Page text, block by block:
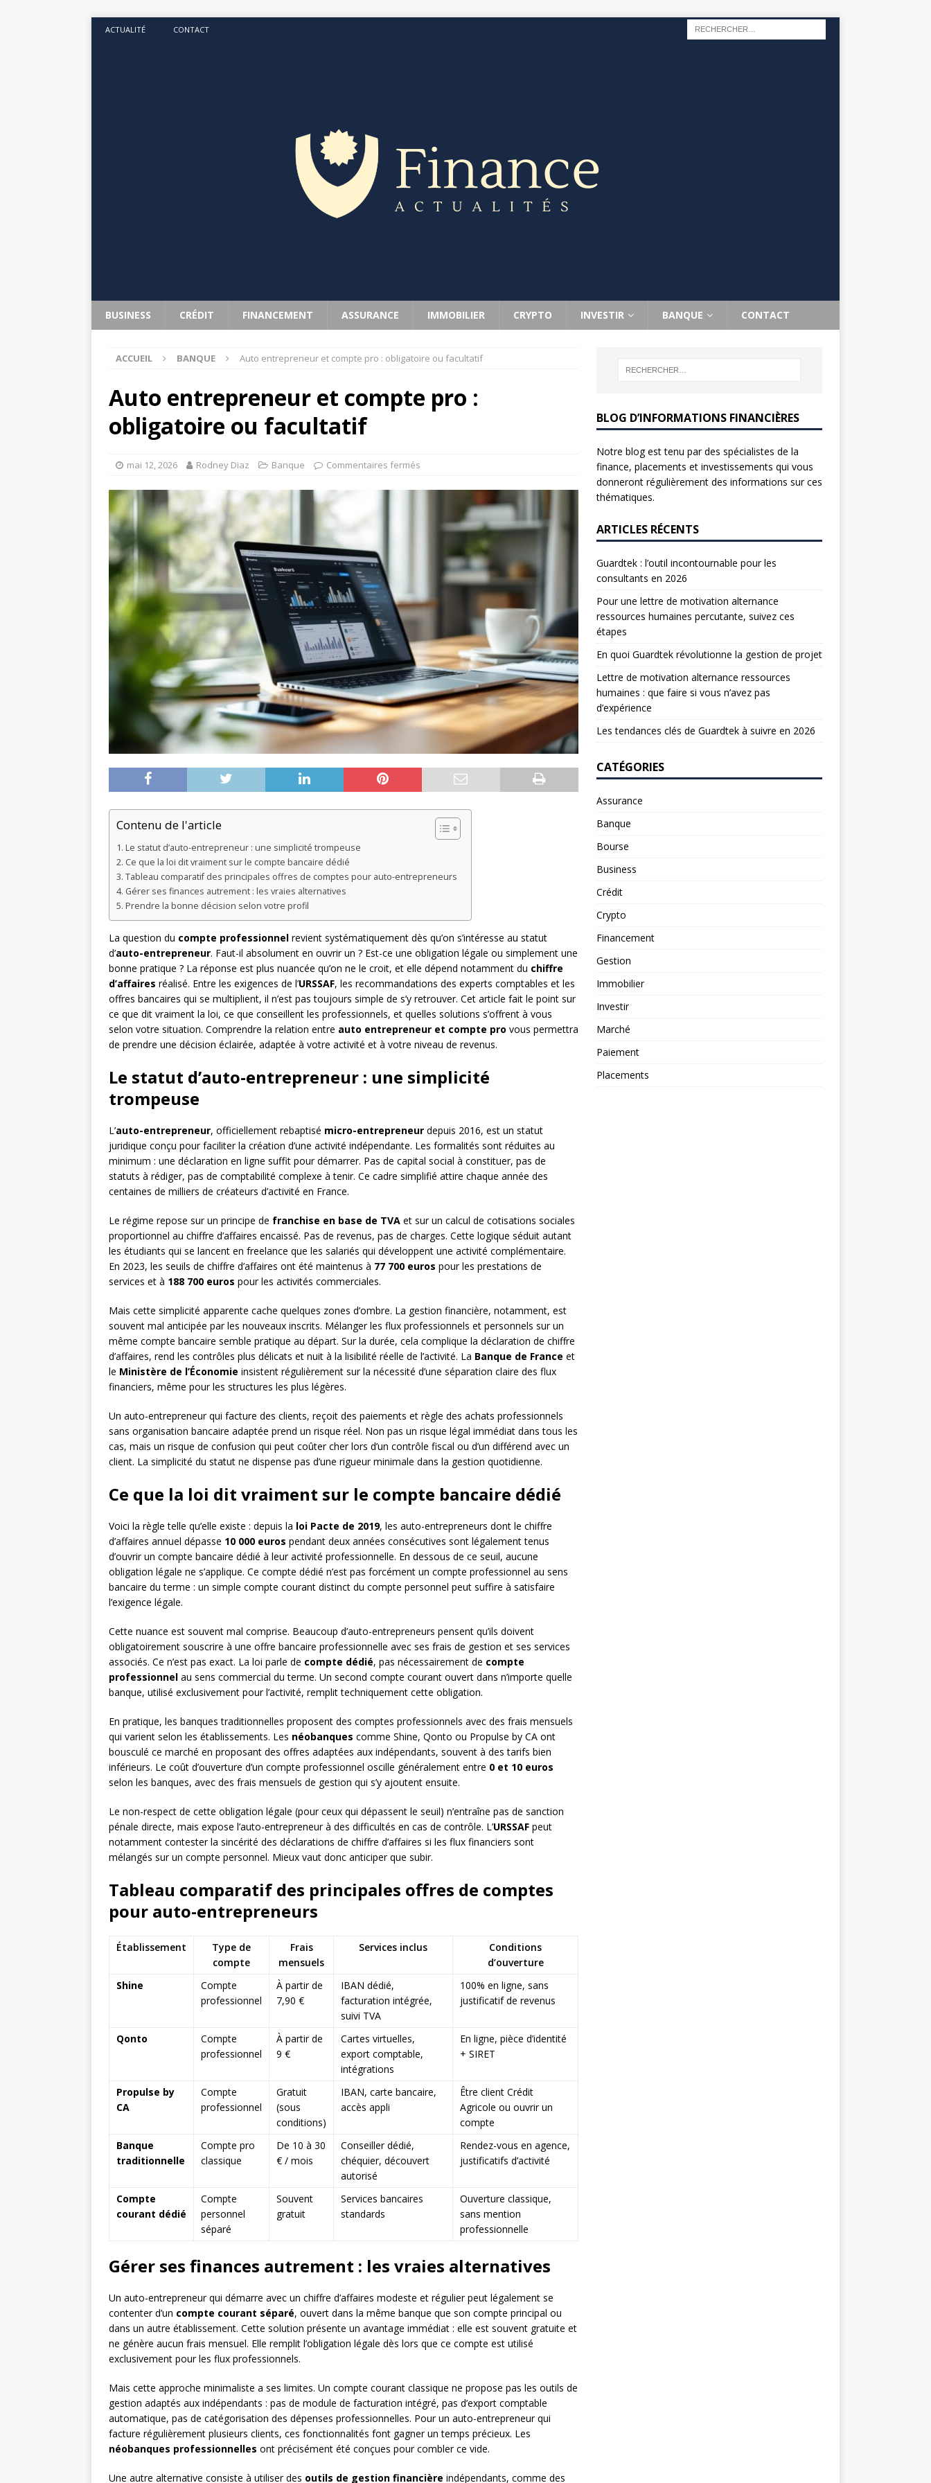
ACTUALITÉ CONTACT
BUSINESS CRÉDIT FINANCEMENT ASSURANCE IMMOBILIER CRYPTO INVESTIR BANQUE CONTACT
ACCUEIL BANQUE Auto entrepreneur et compte pro : obligatoire ou facultatif
Auto entrepreneur et compte pro :
obligatoire ou facultatif
mai 12, 2026 Rodney Diaz Banque Commentaires fermés
Contenu de l'article
Le statut d’auto-entrepreneur : une simplicité trompeuse
Ce que la loi dit vraiment sur le compte bancaire dédié
Tableau comparatif des principales offres de comptes pour auto-entrepreneurs
Gérer ses finances autrement : les vraies alternatives
Prendre la bonne décision selon votre profil
La question du compte professionnel revient systématiquement dès qu’on s’intéresse au statut
d’auto-entrepreneur. Faut-il absolument en ouvrir un ? Est-ce une obligation légale ou simplement une
bonne pratique ? La réponse est plus nuancée qu’on ne le croit, et elle dépend notamment du chiffre
d’affaires réalisé. Entre les exigences de l’URSSAF, les recommandations des experts comptables et les
offres bancaires qui se multiplient, il n’est pas toujours simple de s’y retrouver. Cet article fait le point sur
ce que dit vraiment la loi, ce que conseillent les professionnels, et quelles solutions s’offrent à vous
selon votre situation. Comprendre la relation entre auto entrepreneur et compte pro vous permettra
de prendre une décision éclairée, adaptée à votre activité et à votre niveau de revenus.
Le statut d’auto-entrepreneur : une simplicité
trompeuse
L’auto-entrepreneur, officiellement rebaptisé micro-entrepreneur depuis 2016, est un statut
juridique conçu pour faciliter la création d’une activité indépendante. Les formalités sont réduites au
minimum : une déclaration en ligne suffit pour démarrer. Pas de capital social à constituer, pas de
statuts à rédiger, pas de comptabilité complexe à tenir. Ce cadre simplifié attire chaque année des
centaines de milliers de créateurs d’activité en France.
Le régime repose sur un principe de franchise en base de TVA et sur un calcul de cotisations sociales
proportionnel au chiffre d’affaires encaissé. Pas de revenus, pas de charges. Cette logique séduit autant
les étudiants qui se lancent en freelance que les salariés qui développent une activité complémentaire.
En 2023, les seuils de chiffre d’affaires ont été maintenus à 77 700 euros pour les prestations de
services et à 188 700 euros pour les activités commerciales.
Mais cette simplicité apparente cache quelques zones d’ombre. La gestion financière, notamment, est
souvent mal anticipée par les nouveaux inscrits. Mélanger les flux professionnels et personnels sur un
même compte bancaire semble pratique au départ. Sur la durée, cela complique la déclaration de chiffre
d’affaires, rend les contrôles plus délicats et nuit à la lisibilité réelle de l’activité. La Banque de France et
le Ministère de l’Économie insistent régulièrement sur la nécessité d’une séparation claire des flux
financiers, même pour les structures les plus légères.
Un auto-entrepreneur qui facture des clients, reçoit des paiements et règle des achats professionnels
sans organisation bancaire adaptée prend un risque réel. Non pas un risque légal immédiat dans tous les
cas, mais un risque de confusion qui peut coûter cher lors d’un contrôle fiscal ou d’un différend avec un
client. La simplicité du statut ne dispense pas d’une rigueur minimale dans la gestion quotidienne.
Ce que la loi dit vraiment sur le compte bancaire dédié
Voici la règle telle qu’elle existe : depuis la loi Pacte de 2019, les auto-entrepreneurs dont le chiffre
d’affaires annuel dépasse 10 000 euros pendant deux années consécutives sont légalement tenus
d’ouvrir un compte bancaire dédié à leur activité professionnelle. En dessous de ce seuil, aucune
obligation légale ne s’applique. Ce compte dédié n’est pas forcément un compte professionnel au sens
bancaire du terme : un simple compte courant distinct du compte personnel peut suffire à satisfaire
l’exigence légale.
Cette nuance est souvent mal comprise. Beaucoup d’auto-entrepreneurs pensent qu’ils doivent
obligatoirement souscrire à une offre bancaire professionnelle avec ses frais de gestion et ses services
associés. Ce n’est pas exact. La loi parle de compte dédié, pas nécessairement de compte
professionnel au sens commercial du terme. Un second compte courant ouvert dans n’importe quelle
banque, utilisé exclusivement pour l’activité, remplit techniquement cette obligation.
En pratique, les banques traditionnelles proposent des comptes professionnels avec des frais mensuels
qui varient selon les établissements. Les néobanques comme Shine, Qonto ou Propulse by CA ont
bousculé ce marché en proposant des offres adaptées aux indépendants, souvent à des tarifs bien
inférieurs. Le coût d’ouverture d’un compte professionnel oscille généralement entre 0 et 10 euros
selon les banques, avec des frais mensuels de gestion qui s’y ajoutent ensuite.
Le non-respect de cette obligation légale (pour ceux qui dépassent le seuil) n’entraîne pas de sanction
pénale directe, mais expose l’auto-entrepreneur à des difficultés en cas de contrôle. L’URSSAF peut
notamment contester la sincérité des déclarations de chiffre d’affaires si les flux financiers sont
mélangés sur un compte personnel. Mieux vaut donc anticiper que subir.
Tableau comparatif des principales offres de comptes
pour auto-entrepreneurs
Établissement
Type de
compte
Frais
mensuels
Services inclus
Conditions
d’ouverture
Shine
Compte
professionnel
À partir de
7,90 €
IBAN dédié,
facturation intégrée,
suivi TVA
100% en ligne, sans
justificatif de revenus
Qonto
Compte
professionnel
À partir de
9 €
Cartes virtuelles,
export comptable,
intégrations
En ligne, pièce d’identité
+ SIRET
Propulse by
CA
Compte
professionnel
Gratuit
(sous
conditions)
IBAN, carte bancaire,
accès appli
Être client Crédit
Agricole ou ouvrir un
compte
Banque
traditionnelle
Compte pro
classique
De 10 à 30
€ / mois
Conseiller dédié,
chéquier, découvert
autorisé
Rendez-vous en agence,
justificatifs d’activité
Compte
courant dédié
Compte
personnel
séparé
Souvent
gratuit
Services bancaires
standards
Ouverture classique,
sans mention
professionnelle
Gérer ses finances autrement : les vraies alternatives
Un auto-entrepreneur qui démarre avec un chiffre d’affaires modeste et régulier peut légalement se
contenter d’un compte courant séparé, ouvert dans la même banque que son compte principal ou
dans un autre établissement. Cette solution présente un avantage immédiat : elle est souvent gratuite et
ne génère aucun frais mensuel. Elle remplit l’obligation légale dès lors que ce compte est utilisé
exclusivement pour les flux professionnels.
Mais cette approche minimaliste a ses limites. Un compte courant classique ne propose pas les outils de
gestion adaptés aux indépendants : pas de module de facturation intégré, pas d’export comptable
automatique, pas de catégorisation des dépenses professionnelles. Pour un auto-entrepreneur qui
facture régulièrement plusieurs clients, ces fonctionnalités font gagner un temps précieux. Les
néobanques professionnelles ont précisément été conçues pour combler ce vide.
Une autre alternative consiste à utiliser des outils de gestion financière indépendants, comme des
BLOG D’INFORMATIONS FINANCIÈRES
Notre blog est tenu par des spécialistes de la
finance, placements et investissements qui vous
donneront régulièrement des informations sur ces
thématiques.
ARTICLES RÉCENTS
Guardtek : l’outil incontournable pour les
consultants en 2026
Pour une lettre de motivation alternance
ressources humaines percutante, suivez ces
étapes
En quoi Guardtek révolutionne la gestion de projet
Lettre de motivation alternance ressources
humaines : que faire si vous n’avez pas
d’expérience
Les tendances clés de Guardtek à suivre en 2026
CATÉGORIES
Assurance
Banque
Bourse
Business
Crédit
Crypto
Financement
Gestion
Immobilier
Investir
Marché
Paiement
Placements